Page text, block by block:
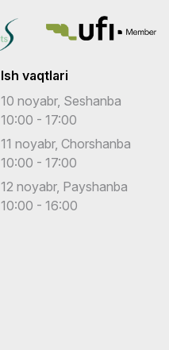
Ish vaqtlari
10 noyabr, Seshanba
10:00 - 17:00
11 noyabr, Chorshanba
10:00 - 17:00
12 noyabr, Payshanba
10:00 - 16:00